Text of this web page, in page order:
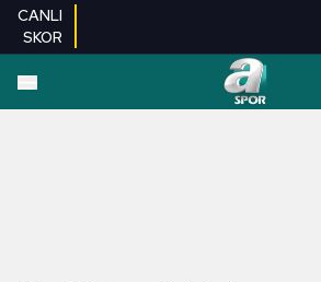
CANLI
SKOR